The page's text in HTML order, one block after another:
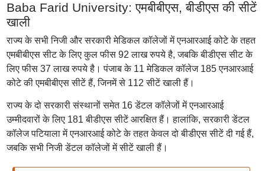
Baba Farid University: एमबीबीएस, बीडीएस की सीटें
खाली
राज्य के सभी निजी और सरकारी मेडिकल कॉलेजों में एनआरआई कोटे के तहत
एमबीबीएस सीट के लिए कुल फीस 92 लाख रुपये है, जबकि बीडीएस सीट के
लिए फीस 37 लाख रुपये है। पंजाब के 11 मेडिकल कॉलेज 185 एनआरआई
कोटे की एमबीबीएस सीटें हैं, जिनमें से 112 सीटें खाली हैं।
राज्य के दो सरकारी संस्थानों समेत 16 डेंटल कॉलेजों में एनआरआई
उम्मीदवारों के लिए 181 बीडीएस सीटें आरक्षित हैं। हालांकि, सरकारी डेंटल
कॉलेज पटियाला में एनआरआई कोटे के तहत केवल दो बीडीएस सीटें दी गई हैं,
जबकि सभी निजी डेंटल कॉलेजों में सीटें खाली हैं।